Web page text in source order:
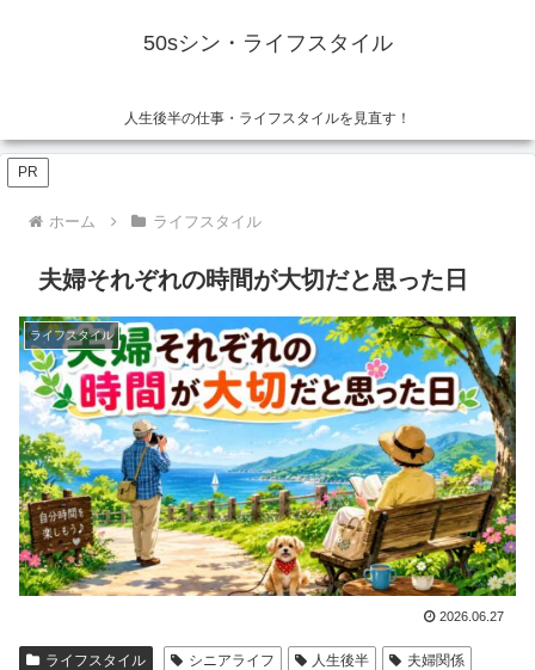
50sシン・ライフスタイル
人生後半の仕事・ライフスタイルを見直す！
PR
ホーム ライフスタイル
夫婦それぞれの時間が大切だと思った日
ライフスタイル
2026.06.27
ライフスタイル シニアライフ 人生後半
夫婦関係